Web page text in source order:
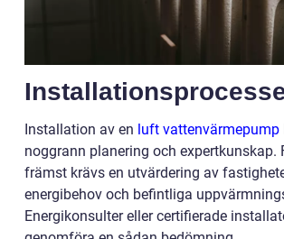
Installation av en luft vattenvärmepump
noggrann planering och expertkunskap.
främst krävs en utvärdering av
energibehov och befintliga
Energikonsulter eller certifierade